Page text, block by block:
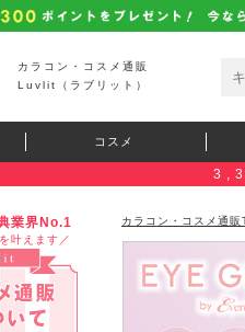
カラコン・コスメ通販
Luvlit（ラブリット）
コスメ
業界No.1
叶えます／
カラコン・コスメ通販